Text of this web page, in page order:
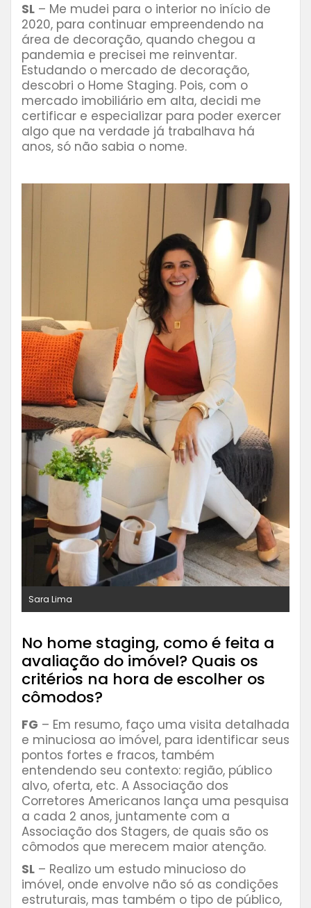
SL – Me mudei para o interior no início de
2020, para continuar empreendendo na
área de decoração, quando chegou a
pandemia e precisei me reinventar.
Estudando o mercado de decoração,
descobri o Home Staging. Pois, com o
mercado imobiliário em alta, decidi me
certificar e especializar para poder exercer
algo que na verdade já trabalhava há
anos, só não sabia o nome.
Sara Lima
No home staging, como é feita a
avaliação do imóvel? Quais os
critérios na hora de escolher os
cômodos?
FG – Em resumo, faço uma visita detalhada
e minuciosa ao imóvel, para identificar seus
pontos fortes e fracos, também
entendendo seu contexto: região, público
alvo, oferta, etc. A Associação dos
Corretores Americanos lança uma pesquisa
a cada 2 anos, juntamente com a
Associação dos Stagers, de quais são os
cômodos que merecem maior atenção.
SL – Realizo um estudo minucioso do
imóvel, onde envolve não só as condições
estruturais, mas também o tipo de público,